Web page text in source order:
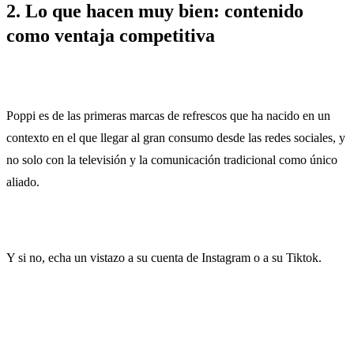
2. Lo que hacen muy bien: contenido
como ventaja competitiva
Poppi es de las primeras marcas de refrescos que ha nacido en un
contexto en el que llegar al gran consumo desde las redes sociales, y
no solo con la televisión y la comunicación tradicional como único
aliado.
Y si no, echa un vistazo a su cuenta de Instagram o a su Tiktok.